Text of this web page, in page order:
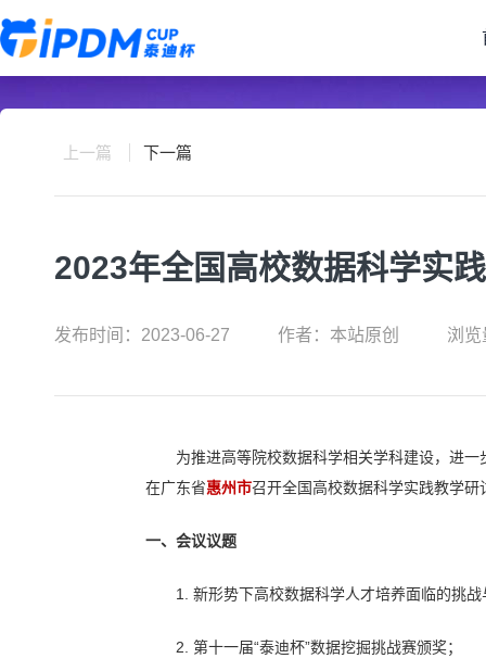
上一篇 下一篇
2023年全国高校数据科学实
发布时间：2023-06-27 作者：本站原创 浏览
为推进高等院校数据科学相关学科建设，进
在广东省惠州市召开全国高校数据科学实践教学研
一、会议议题
1. 新形势下高校数据科学人才培养面临的挑战
2. 第十一届“泰迪杯”数据挖掘挑战赛颁奖；